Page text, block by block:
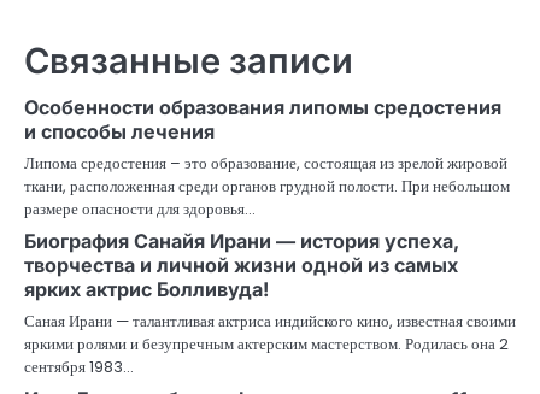
Связанные записи
Особенности образования липомы средостения
и способы лечения
Липома средостения – это образование, состоящая из зрелой жировой
ткани, расположенная среди органов грудной полости. При небольшом
размере опасности для здоровья…
Биография Санайя Ирани — история успеха,
творчества и личной жизни одной из самых
ярких актрис Болливуда!
Саная Ирани — талантливая актриса индийского кино, известная своими
яркими ролями и безупречным актерским мастерством. Родилась она 2
сентября 1983…